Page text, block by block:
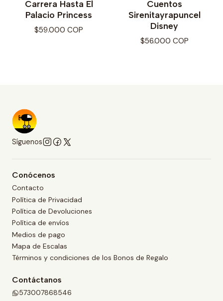
Carrera Hasta El
Palacio Princess
$59.000 COP
Cuentos
Sirenitayrapuncel
Disney
$56.000 COP
Síguenos
Conócenos
Contacto
Política de Privacidad
Política de Devoluciones
Política de envíos
Medios de pago
Mapa de Escalas
Términos y condiciones de los Bonos de Regalo
Contáctanos
573007868546